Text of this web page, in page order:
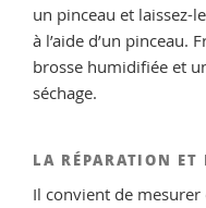
un pinceau et laissez-
à l’aide d’un pinceau.
brosse humidifiée et
séchage.
LA RÉPARATION ET
Il convient de